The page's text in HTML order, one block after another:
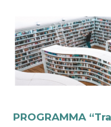
PROGRAMMA